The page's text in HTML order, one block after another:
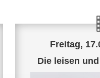
Freitag,
Die leisen